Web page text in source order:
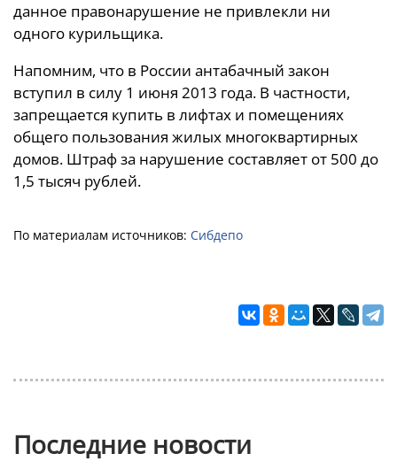
данное правонарушение не привлекли ни
одного курильщика.
Напомним, что в России антабачный закон
вступил в силу 1 июня 2013 года. В частности,
запрещается купить в лифтах и помещениях
общего пользования жилых многоквартирных
домов. Штраф за нарушение составляет от 500 до
1,5 тысяч рублей.
По материалам источников: Сибдепо
Последние новости